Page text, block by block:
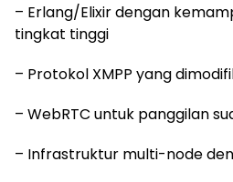
– Erlang/Elixir dengan
tingkat tinggi
– Protokol XMPP yang
– WebRTC untuk panggilan
– Infrastruktur multi-node